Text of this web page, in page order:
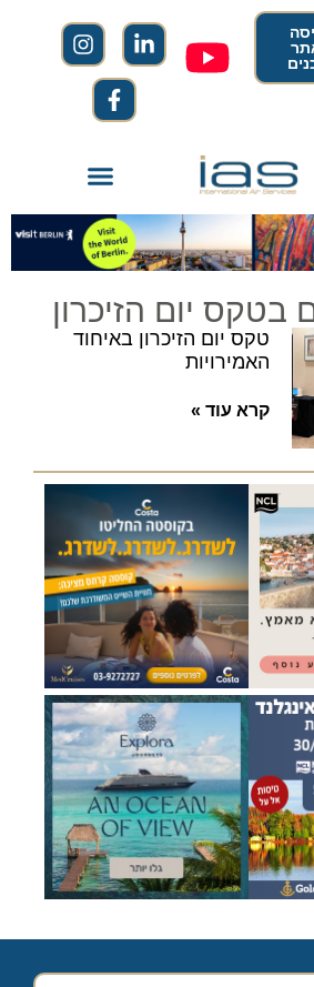
בטקס יום הזיכרון
טקס יום הזיכרון באיחוד
האמירויות
קרא עוד »